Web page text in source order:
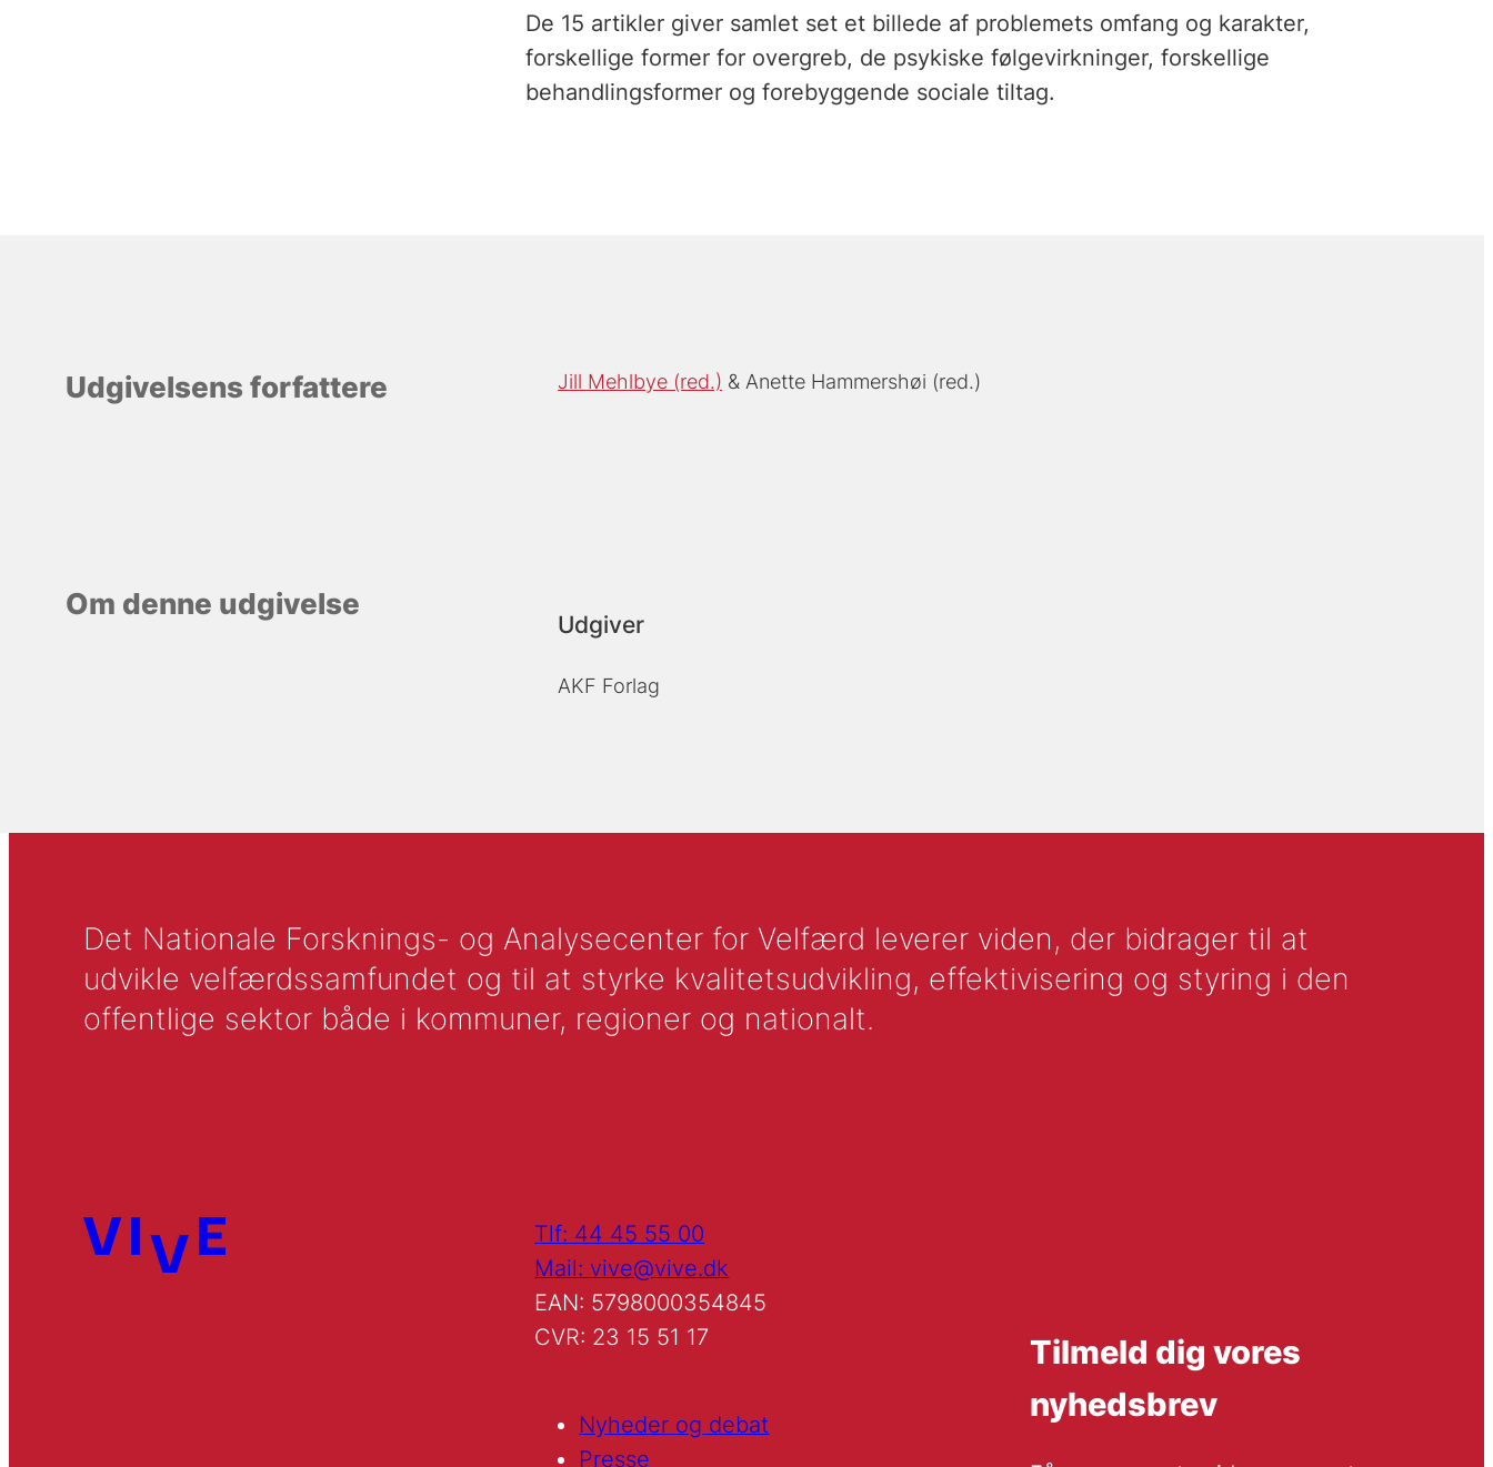
De 15 artikler giver samlet set et billede af problemets omfang og karakter,
forskellige former for overgreb, de psykiske følgevirkninger, forskellige
behandlingsformer og forebyggende sociale tiltag.
Udgivelsens forfattere Jill Mehlbye (red.) Anette Hammershøi (red.)
Om denne udgivelse
Udgiver
AKF Forlag
Det Nationale Forsknings- og Analysecenter for Velfærd leverer viden, der bidrager til at
udvikle velfærdssamfundet og til at styrke kvalitetsudvikling, effektivisering og styring i den
offentlige sektor både i kommuner, regioner og nationalt.
Tlf: 44 45 55 00
Mail: vive@vive.dk
EAN: 5798000354845
CVR: 23 15 51 17
Nyheder og debat
Presse
Tilmeld dig vores
nyhedsbrev